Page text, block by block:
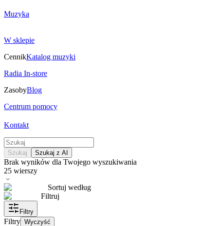
Muzyka
W sklepie
CennikKatalog muzyki
Radia In-store
ZasobyBlog
Centrum pomocy
Kontakt
Szukaj Szukaj z AI
Brak wyników dla Twojego wyszukiwania
25 wierszy
Sortuj według
Filtruj
Filtry
Filtry Wyczyść